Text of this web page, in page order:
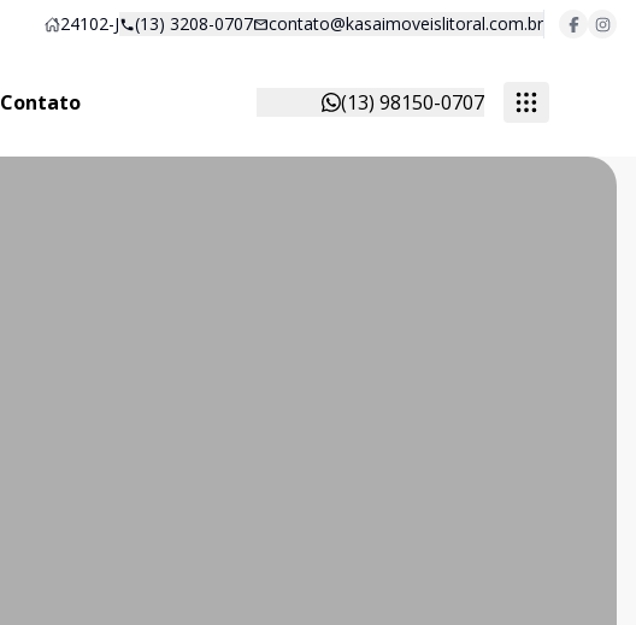
24102-J (13) 3208-0707 contato@kasaimoveislitoral.com.br
Contato (13) 98150-0707